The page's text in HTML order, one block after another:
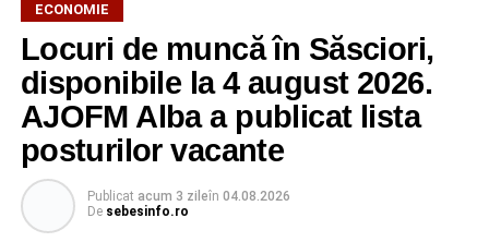
Potrivit unui comunicat al companiei, măsura va fi aplicată
gradual, în funcție de necesitățile sistemului energetic.
Reprezentanții Kronospan precizează că evoluția situației
este monitorizată permanent, iar activitatea va reveni la
capacitate normală imediat ce condițiile vor permite.
Compania dă asigurări că oprirea temporară a unor linii
de producție nu va afecta livrările către clienți.
Kronospan se numără printre cei mai mari consumatori de
ECONOMIE
Locuri de muncă în Săsciori,
disponibile la 4 august 2026.
AJOFM Alba a publicat lista
posturilor vacante
Publicat acum 3 zileîn 04.08.2026
De sebesinfo.ro